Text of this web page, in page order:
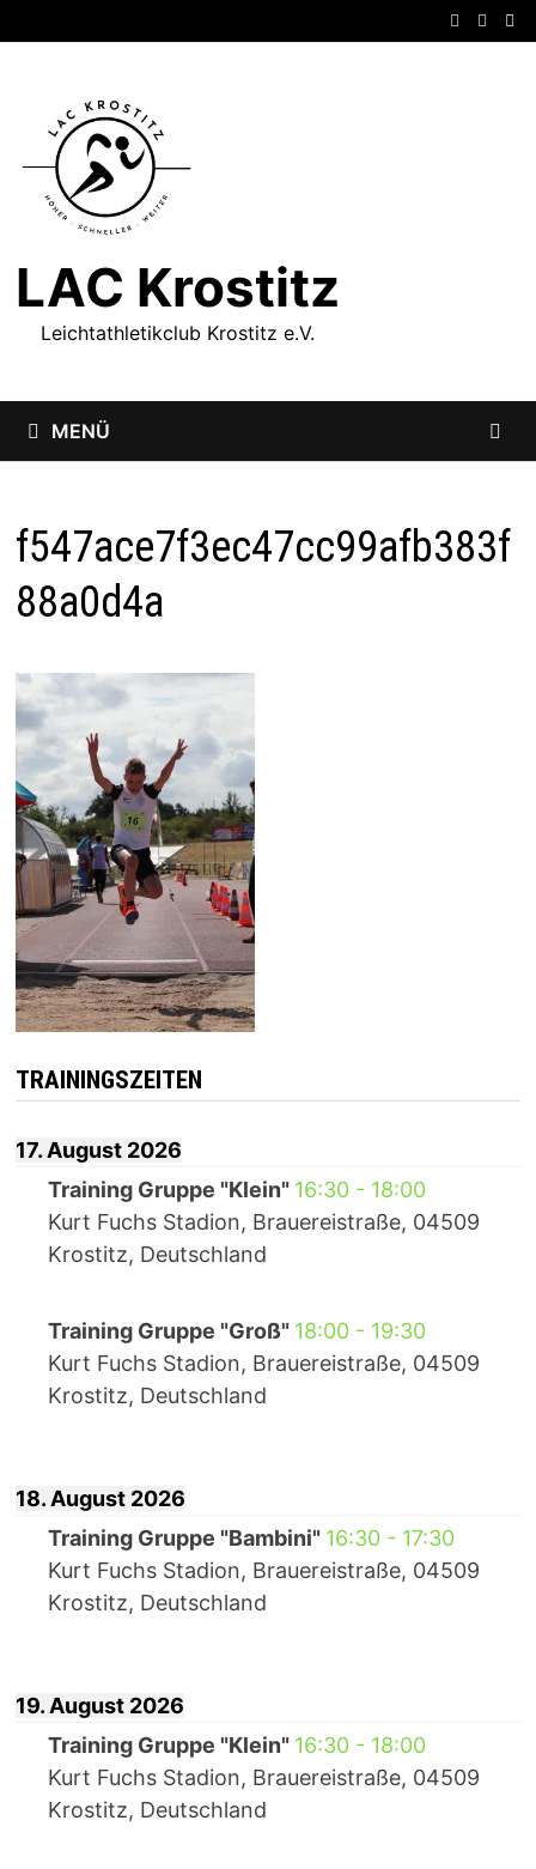
Inhalt
LAC Krostitz
Leichtathletikclub Krostitz e.V.
MENÜ
f547ace7f3ec47cc99afb383f
88a0d4a
TRAININGSZEITEN
17. August 2026
Training Gruppe "Klein" 16:30- 18:00
Kurt Fuchs Stadion, Brauereistraße, 04509
Krostitz, Deutschland
Training Gruppe "Groß" 18:00- 19:30
Kurt Fuchs Stadion, Brauereistraße, 04509
Krostitz, Deutschland
18. August 2026
Training Gruppe "Bambini" 16:30- 17:30
Kurt Fuchs Stadion, Brauereistraße, 04509
Krostitz, Deutschland
19. August 2026
Training Gruppe "Klein" 16:30- 18:00
Kurt Fuchs Stadion, Brauereistraße, 04509
Krostitz, Deutschland